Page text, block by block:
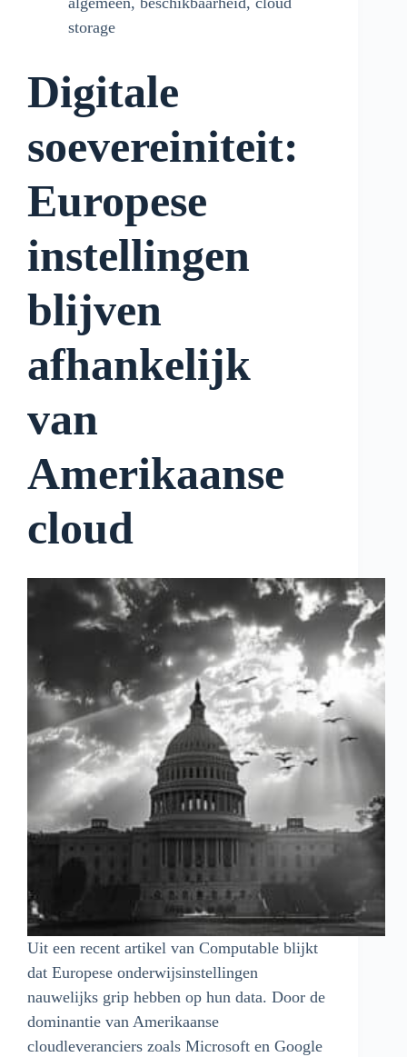
storage
Digitale
soevereiniteit:
Europese
instellingen
blijven
afhankelijk
van
Amerikaanse
cloud
Uit een recent artikel van Computable blijkt
dat Europese onderwijsinstellingen
nauwelijks grip hebben op hun data. Door de
dominantie van Amerikaanse
cloudleveranciers zoals Microsoft en Google